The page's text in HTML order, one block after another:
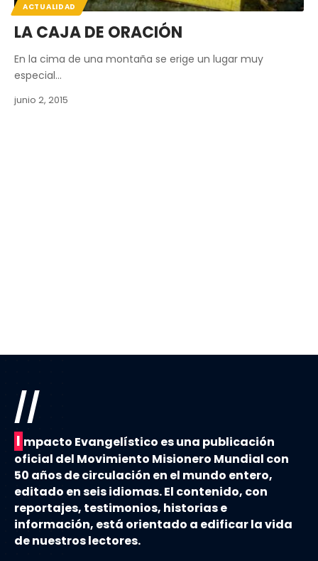
ACTUALIDAD
LA CAJA DE ORACIÓN
En la cima de una montaña se erige un lugar muy
especial…
junio 2, 2015
//
I mpacto Evangelístico es una publicación
oficial del Movimiento Misionero Mundial con
50 años de circulación en el mundo entero,
editado en seis idiomas. El contenido, con
reportajes, testimonios, historias e
información, está orientado a edificar la vida
de nuestros lectores.